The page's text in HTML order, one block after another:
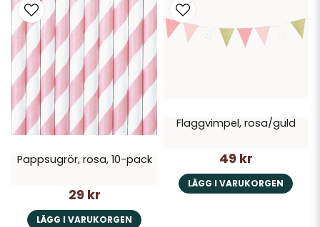
Pappsugrör, rosa, 10-pack
29 kr
LÄGG I VARUKORGEN
Flaggvimpel, rosa/guld
49 kr
LÄGG I VARUKORGEN